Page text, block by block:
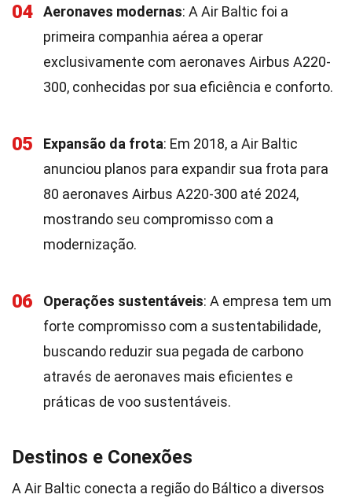
04 Aeronaves modernas: A Air Baltic foi a
primeira companhia aérea a operar
exclusivamente com aeronaves Airbus A220-
300, conhecidas por sua eficiência e conforto.
05 Expansão da frota: Em 2018, a Air Baltic
anunciou planos para expandir sua frota para
80 aeronaves Airbus A220-300 até 2024,
mostrando seu compromisso com a
modernização.
06 Operações sustentáveis: A empresa tem um
forte compromisso com a sustentabilidade,
buscando reduzir sua pegada de carbono
através de aeronaves mais eficientes e
práticas de voo sustentáveis.
Destinos e Conexões
A Air Baltic conecta a região do Báltico a diversos